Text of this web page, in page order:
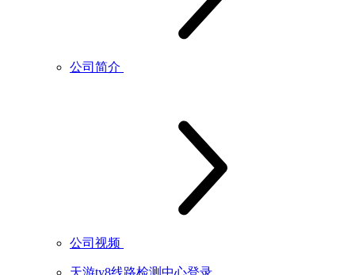
公司简介
公司视频
天游ty8线路检测中心登录